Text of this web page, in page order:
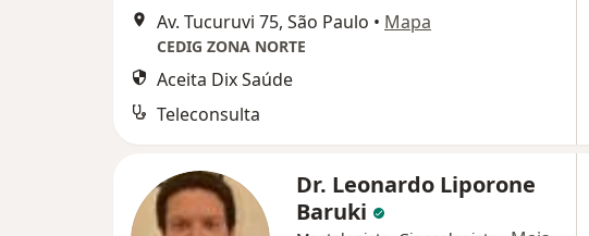
Av. Tucuruvi 75, São Paulo • Mapa
CEDIG ZONA NORTE
Aceita Dix Saúde
Teleconsulta
Dr. Leonardo Liporone
Baruki